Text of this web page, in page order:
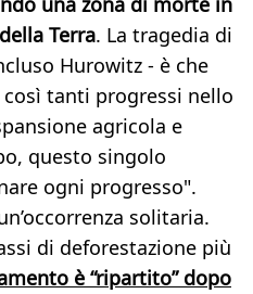
Terra. La tragedia di
Hurowitz - è che
tanti progressi nello
agricola e
questo singolo
ogni progresso".
solitaria.
di deforestazione più
è “ripartito” dopo